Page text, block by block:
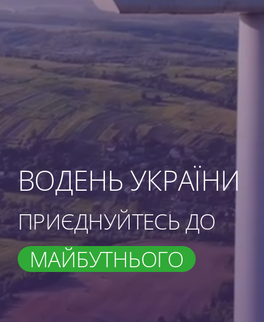
ВОДЕНЬ УКРАЇНИ
ПРИЄДНУЙТЕСЬ ДО
МАЙБУТНЬОГО